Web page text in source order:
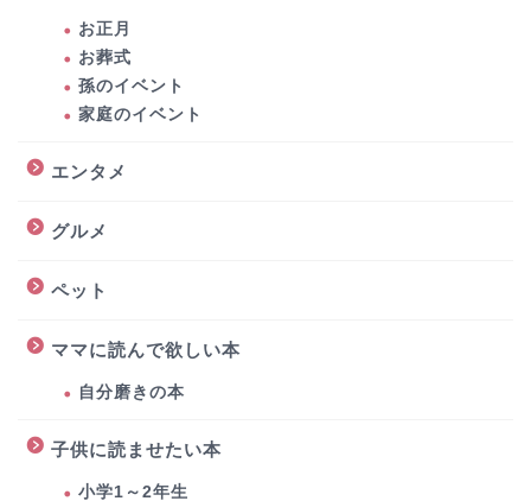
お正月
お葬式
孫のイベント
家庭のイベント
エンタメ
グルメ
ペット
ママに読んで欲しい本
自分磨きの本
子供に読ませたい本
小学1～2年生